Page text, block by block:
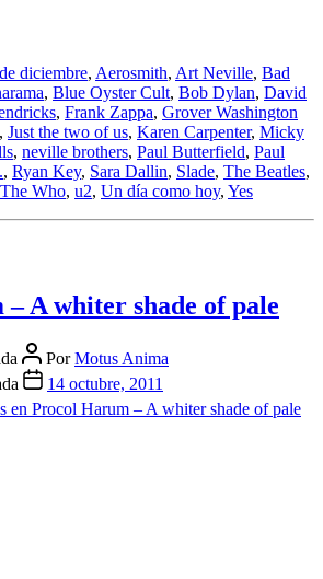
diciembre, Aerosmith, Art Neville, Bad
, Blue Oyster Cult, Bob Dylan, David
, Frank Zappa, Grover Washington
, Just the two of us, Karen Carpenter, Micky
, neville brothers, Paul Butterfield, Paul
, Ryan Key, Sara Dallin, Slade, The Beatles,
The Who, u2, Un día como hoy, Yes
A whiter shade of pale
PorMotus Anima
14 octubre, 2011
en Procol Harum – A whiter shade of pale